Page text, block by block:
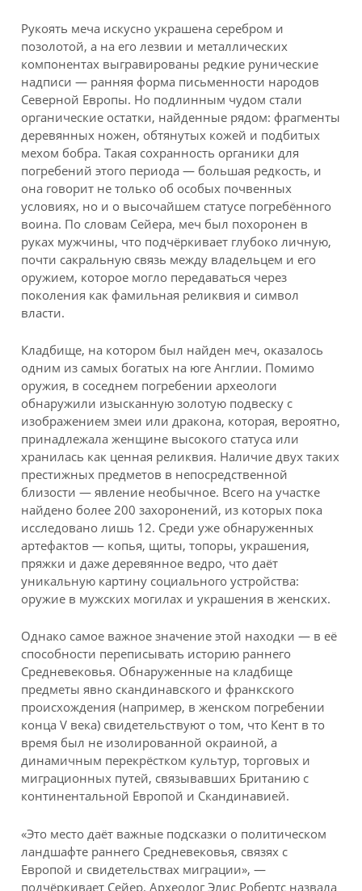
Рукоять меча искусно украшена серебром и
позолотой, а на его лезвии и металлических
компонентах выгравированы редкие рунические
надписи — ранняя форма письменности народов
Северной Европы. Но подлинным чудом стали
органические остатки, найденные рядом: фрагменты
деревянных ножен, обтянутых кожей и подбитых
мехом бобра. Такая сохранность органики для
погребений этого периода — большая редкость, и
она говорит не только об особых почвенных
условиях, но и о высочайшем статусе погребённого
воина. По словам Сейера, меч был похоронен в
руках мужчины, что подчёркивает глубоко личную,
почти сакральную связь между владельцем и его
оружием, которое могло передаваться через
поколения как фамильная реликвия и символ
власти.
Кладбище, на котором был найден меч, оказалось
одним из самых богатых на юге Англии. Помимо
оружия, в соседнем погребении археологи
обнаружили изысканную золотую подвеску с
изображением змеи или дракона, которая, вероятно,
принадлежала женщине высокого статуса или
хранилась как ценная реликвия. Наличие двух таких
престижных предметов в непосредственной
близости — явление необычное. Всего на участке
найдено более 200 захоронений, из которых пока
исследовано лишь 12. Среди уже обнаруженных
артефактов — копья, щиты, топоры, украшения,
пряжки и даже деревянное ведро, что даёт
уникальную картину социального устройства:
оружие в мужских могилах и украшения в женских.
Однако самое важное значение этой находки — в её
способности переписывать историю раннего
Средневековья. Обнаруженные на кладбище
предметы явно скандинавского и франкского
происхождения (например, в женском погребении
конца V века) свидетельствуют о том, что Кент в то
время был не изолированной окраиной, а
динамичным перекрёстком культур, торговых и
миграционных путей, связывавших Британию с
континентальной Европой и Скандинавией.
«Это место даёт важные подсказки о политическом
ландшафте раннего Средневековья, связях с
Европой и свидетельствах миграции», —
подчёркивает Сейер. Археолог Элис Робертс назвала